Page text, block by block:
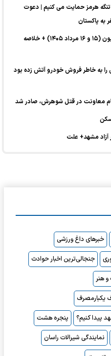
تنگه هرمز حمایت می کنیم | دعوت
به پاکستان
فیلم‌های سینمایی آخر هفته تلویزیون (۱۵ و ۱۶ مرداد ۱۴۰۵) + خلاصه
به خاطر فروش خودرو آتش زده بود
معاونت در قتل شوهرش، صادر شد
خبرهای داغ ورزشی
جنجالی‌ترین اخبار حوادث
هنر
یکبارمصرف
پنجره هشت
نمایندگی شیرالات راسان